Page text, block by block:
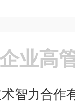
企业高
智力合作